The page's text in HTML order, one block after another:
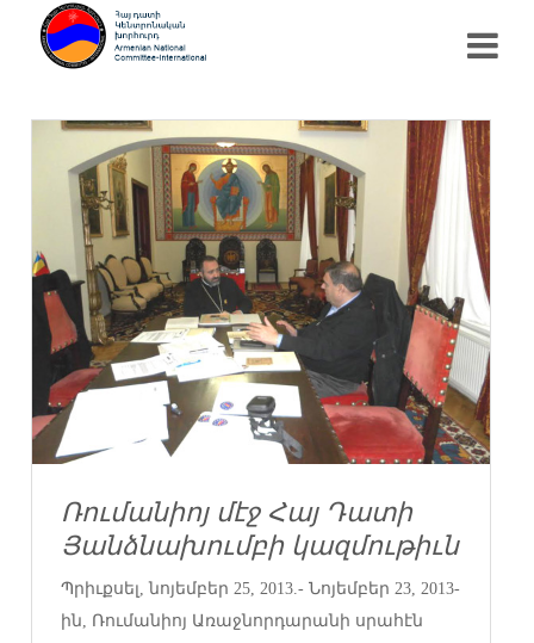
Ռումանիոյ մէջ Հայ Դատի
Յանձնախումբի կազմութիւն
Պրիւքսել, նոյեմբեր 25, 2013.- Նոյեմբեր 23, 2013-
ին, Ռումանիոյ Առաջնորդարանի սրահէն